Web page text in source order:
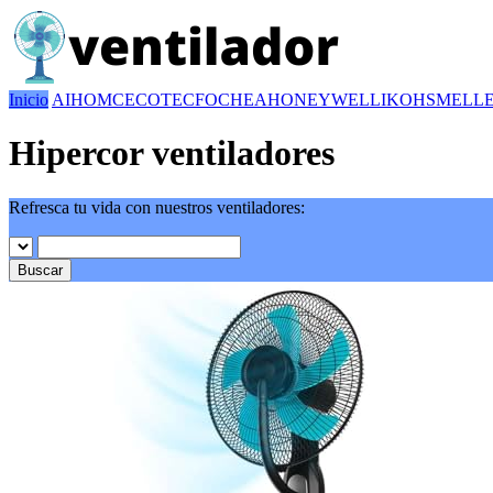
Inicio AIHOMCECOTECFOCHEAHONEYWELLIKOHS
Hipercor ventiladores
Refresca tu vida con nuestros ventiladores:
Buscar